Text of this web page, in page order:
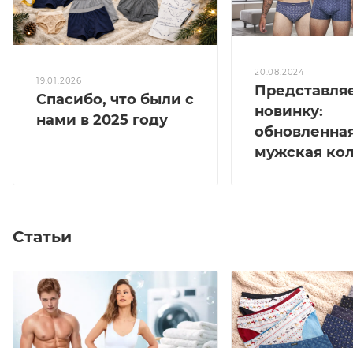
19.01.2026
Спасибо, что были с
нами в 2025 году
20.08.2024
новинку:
мужская
Статьи